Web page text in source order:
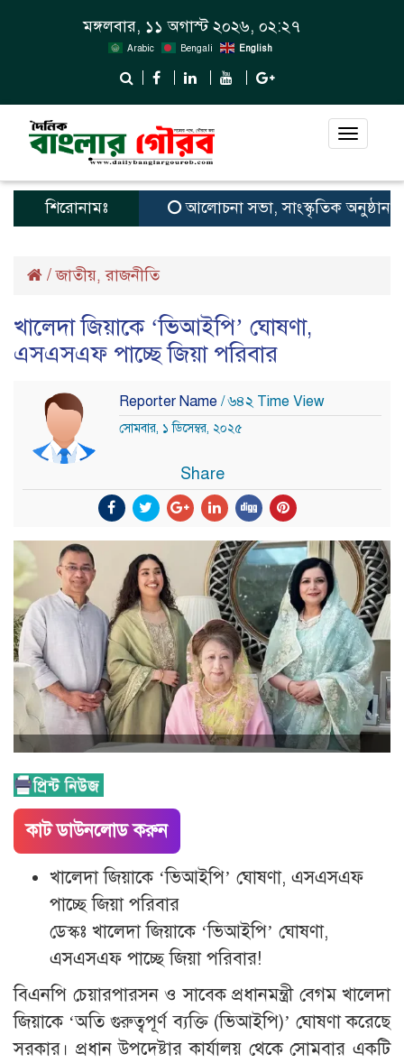
মঙ্গলবার, ১১ অগাস্ট ২০২৬, ০২:২৭
Arabic Bengali English
Toggle
শিরোনামঃ আলোচনা সভা, সাংস্কৃতিক অনুষ্ঠান ও
/জাতীয়,রাজনীতি
খালেদা জিয়াকে ‘ভিআইপি’ ঘোষণা,
এসএসএফ পাচ্ছে জিয়া পরিবার
Reporter Name / ৬৪২ Time View
সোমবার, ১ ডিসেম্বর, ২০২৫
Share
কাট ডাউনলোড করুন
খালেদা জিয়াকে ‘ভিআইপি’ ঘোষণা, এসএসএফ
পাচ্ছে জিয়া পরিবার
ডেস্কঃ খালেদা জিয়াকে ‘ভিআইপি’ ঘোষণা,
এসএসএফ পাচ্ছে জিয়া পরিবার!
বিএনপি চেয়ারপারসন ও সাবেক প্রধানমন্ত্রী বেগম খালেদা
জিয়াকে ‘অতি গুরুত্বপূর্ণ ব্যক্তি (ভিআইপি)’ ঘোষণা করেছে
সরকার। প্রধান উপদেষ্টার কার্যালয় থেকে সোমবার একটি